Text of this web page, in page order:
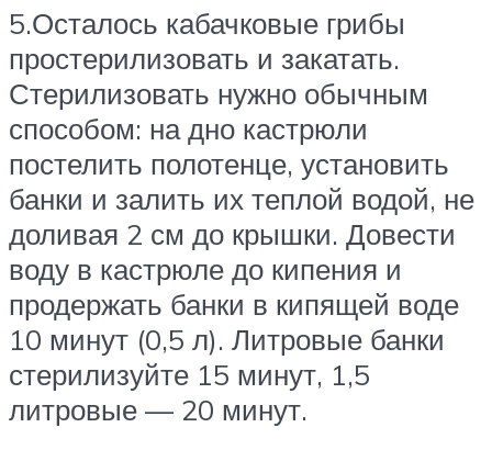
5.Осталось кабачковые грибы
простерилизовать и закатать.
Стерилизовать нужно обычным
способом: на дно кастрюли
постелить полотенце, установить
банки и залить их теплой водой, не
доливая 2 см до крышки. Довести
воду в кастрюле до кипения и
продержать банки в кипящей воде
10 минут (0,5 л). Литровые банки
стерилизуйте 15 минут, 1,5
литровые — 20 минут.